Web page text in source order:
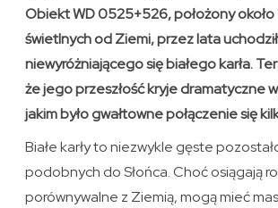
Obiekt WD 0525+526, położony około
świetlnych od Ziemi, przez lata
niewyróżniającego się białego karła.
że jego przeszłość kryje dramatyczne
jakim było gwałtowne połączenie się
Białe karły to niezwykle gęste
podobnych do Słońca. Choć osiągają
porównywalne z Ziemią, mogą mieć